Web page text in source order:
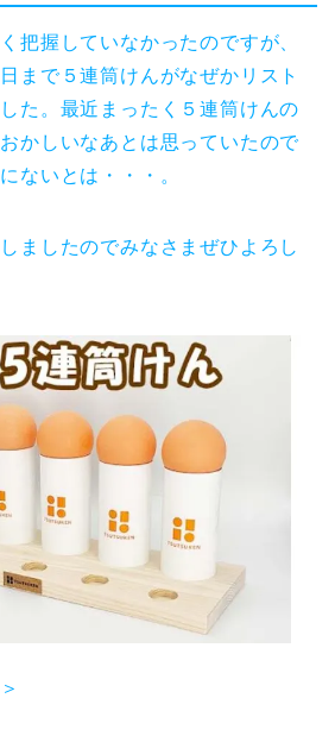
把握していなかったのですが、
まで５連筒けんがなぜかリスト
た。最近まったく５連筒けんの
かしいなあとは思っていたので
ないとは・・・。
ましたのでみなさまぜひよろし